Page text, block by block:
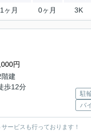
1ヶ月 0ヶ月 3K
円
建
歩12分
駐
バ
ービスも行っております！